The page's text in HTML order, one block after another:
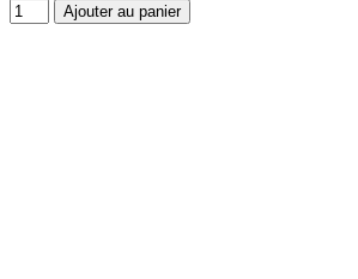
Ajouter au panier